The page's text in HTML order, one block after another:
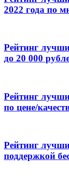
2022 года по
Рейтинг
до 20 000
Рейтинг
по цене/
Рейтинг
поддержкой